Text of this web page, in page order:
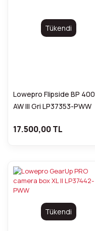
Tükendi
Lowepro Flipside BP 400
AW III Gri LP37353-PWW
17.500,00 TL
Tükendi